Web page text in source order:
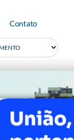
Contato